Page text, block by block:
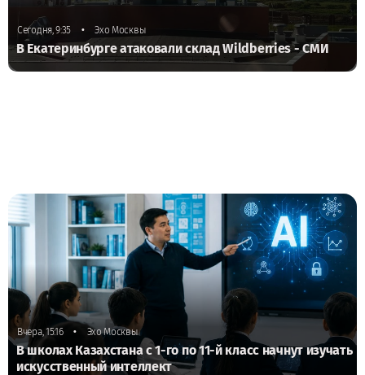
Сегодня, 9:35 • Эхо Москвы
В Екатеринбурге атаковали склад Wildberries - СМИ
Вчера, 15:16 • Эхо Москвы
В школах Казахстана с 1-го по 11-й класс начнут изучать
искусственный интеллект